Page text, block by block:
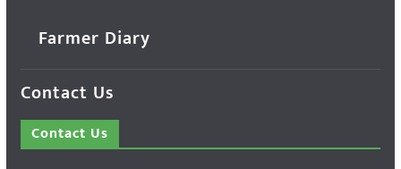
Farmer Diary
Contact Us
Contact Us